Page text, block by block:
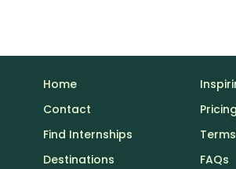
Home
Contact
Find Internships
Destinations
Pricing
FAQs